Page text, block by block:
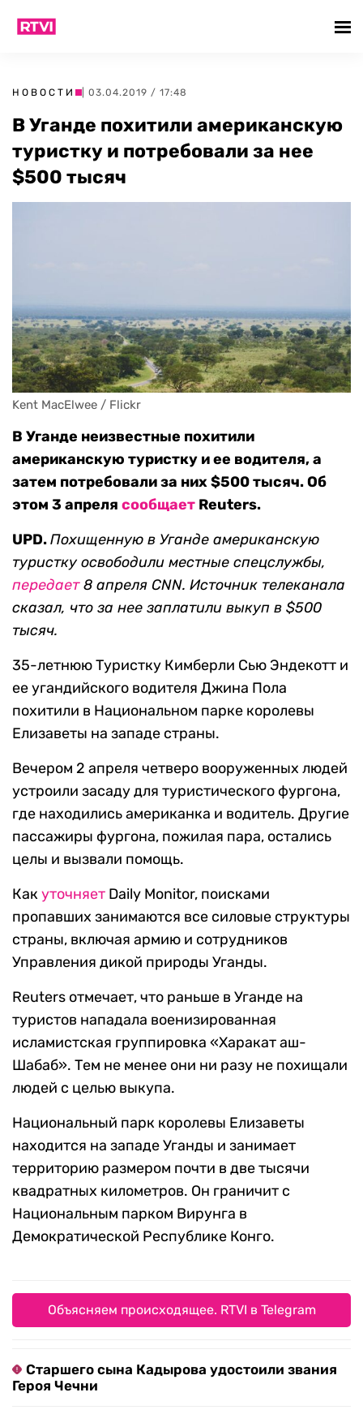
НОВОСТИ | 03.04.2019 / 17:48
В Уганде похитили американскую
туристку и потребовали за нее
$500 тысяч
Kent MacElwee / Flickr
В Уганде неизвестные похитили
американскую туристку и ее водителя, а
затем потребовали за них $500 тысяч. Об
этом 3 апреля сообщает Reuters.
UPD.Похищенную в Уганде американскую
туристку освободили местные спецслужбы,
передает8 апреля CNN. Источник телеканала
сказал, что за нее заплатили выкуп в $500
тысяч.
35-летнюю Туристку Кимберли Сью Эндекотт и
ее угандийского водителя Джина Пола
похитили в Национальном парке королевы
Елизаветы на западе страны.
Вечером 2 апреля четверо вооруженных людей
устроили засаду для туристического фургона,
где находились американка и водитель. Другие
пассажиры фургона, пожилая пара, остались
целы и вызвали помощь.
Какуточняет Daily Monitor, поисками
пропавших занимаются все силовые структуры
страны, включая армию и сотрудников
Управления дикой природы Уганды.
Reuters отмечает, что раньше в Уганде на
туристов нападала военизированная
исламистская группировка «Харакат аш-
Шабаб». Тем не менее они ни разу не похищали
людей с целью выкупа.
Национальный парк королевы Елизаветы
находится на западе Уганды и занимает
территорию размером почти в две тысячи
квадратных километров. Он граничит с
Национальным парком Вирунга в
Демократической Республике Конго.
Объясняем происходящее. RTVI в Telegram
Старшего сына Кадырова удостоили звания
Героя Чечни